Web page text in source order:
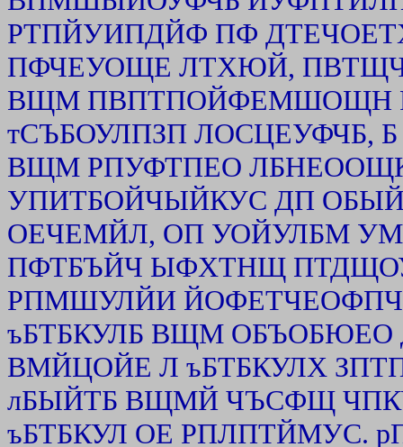
РТПЙУИПДЙФ ПФ
ПФЧЕУОЩЕ ЛТХЮЙ,
ВЩМ ПВПТПОЙФЕМШОЩН
тСЪБОУЛПЗП ЛОСЦЕУФЧБ,
ВЩМ РПУФТПЕО
УПИТБОЙЧЫЙКУС ДП
ОЕЧЕМЙЛ, ОП УОЙУЛБМ
ПФТБЪЙЧ ЫФХТНЩ
РПМШУЛЙИ ЙОФЕТЧЕОФПЧ.
ъБТБКУЛБ ВЩМ ОБЪОБЮЕО
ВМЙЦОЙЕ Л ъБТБКУЛХ
лБЫЙТБ ВЩМЙ ЧЪСФЩ
ъБТБКУЛ ОЕ РПЛПТЙМУС.